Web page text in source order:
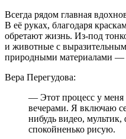
Всегда рядом главная
В её руках, благодаря
обретают жизнь. Из-под
и животные с
природными материалами —
Вера Перегудова:
— Этот процесс у меня
вечерами. Я включаю
нибудь видео,
спокойненько рисую.